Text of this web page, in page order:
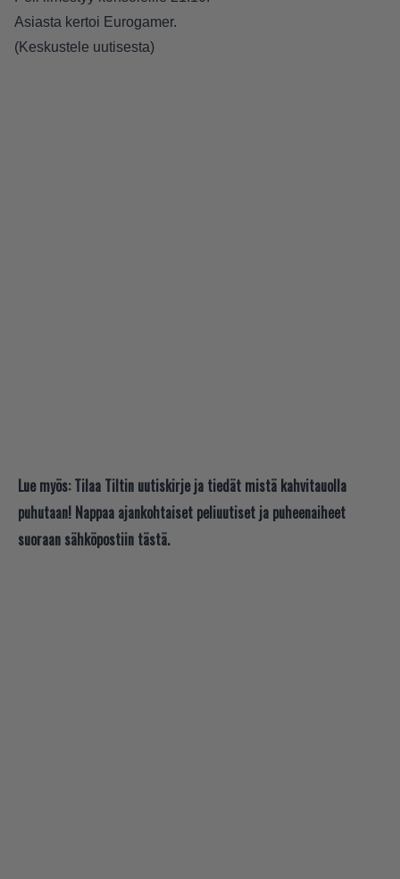
Asiasta kertoi Eurogamer.
(Keskustele uutisesta)
Lue myös: Tilaa Tiltin uutiskirje ja tiedät mistä kahvitauolla
puhutaan! Nappaa ajankohtaiset peliuutiset ja puheenaiheet
suoraan sähköpostiin tästä.